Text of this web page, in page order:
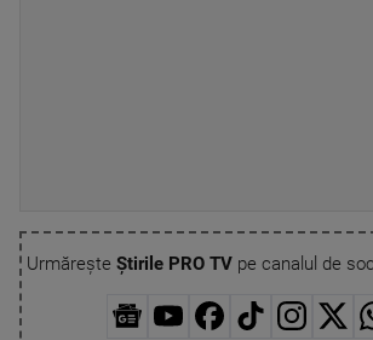
Urmărește Știrile PRO TVpe canalul de